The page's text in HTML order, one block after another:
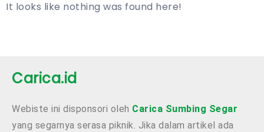
It looks like nothing was found here!
Carica.id
Webiste ini disponsori oleh Carica Sumbing Segar
yang segarnya serasa piknik. Jika dalam artikel ada